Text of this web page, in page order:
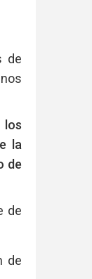
de
la
de
de
de